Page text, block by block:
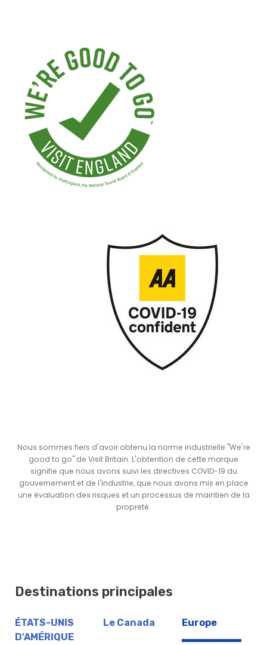
Nous sommes fiers d'avoir obtenu la norme industrielle "We're
good to go" de Visit Britain. L'obtention de cette marque
signifie que nous avons suivi les directives COVID-19 du
gouvernement et de l'industrie, que nous avons mis en place
une évaluation des risques et un processus de maintien de la
propreté.
Destinations principales
ÉTATS-UNIS
D'AMÉRIQUE
Le Canada Europe